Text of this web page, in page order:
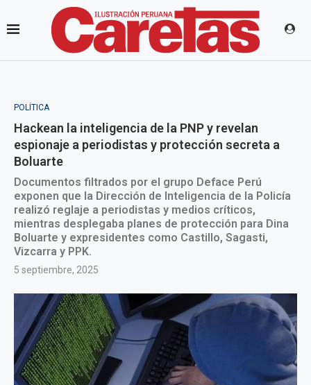
POLÍTICA
Hackean la inteligencia de la PNP y revelan
espionaje a periodistas y protección secreta a
Boluarte
Documentos filtrados por el grupo Deface Perú
exponen que la Dirección de Inteligencia de la Policía
realizó reglaje a periodistas y medios críticos,
mientras desplegaba planes de protección para Dina
Boluarte y expresidentes como Castillo, Sagasti,
Vizcarra y PPK.
5 septiembre, 2025